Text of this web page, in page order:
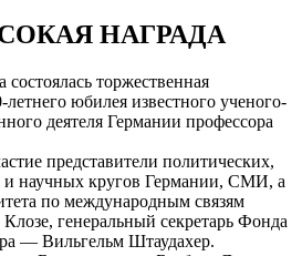
НАГРАДА
торжественная
юбилея известного ученого-
деятеля Германии профессора
представители политических,
и научных кругов Германии, СМИ, а
по международным связям
генеральный секретарь Фонда
— Вильгельм Штаудахер.